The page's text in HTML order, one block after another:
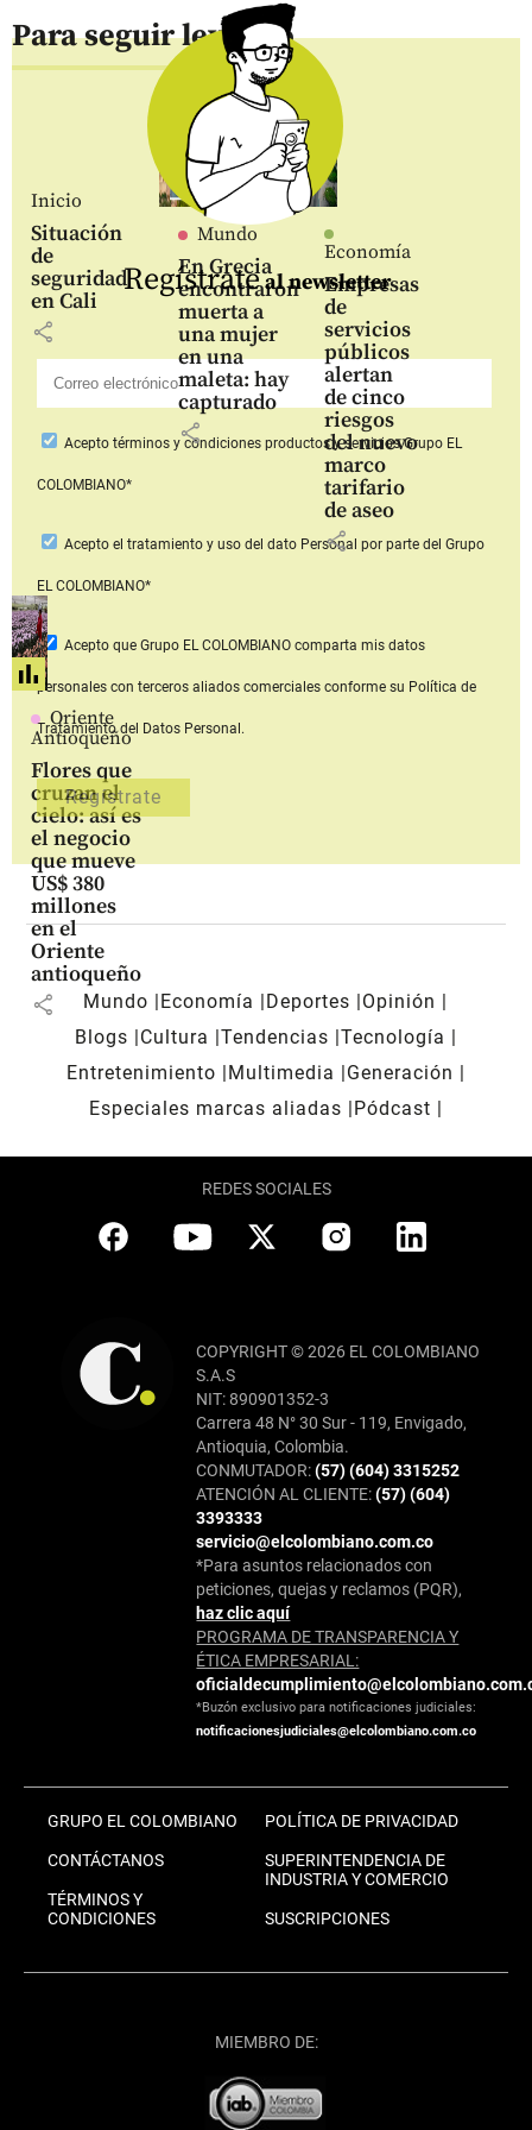
Para seguir leyendo
Inicio
Situación
de
seguridad
en Cali
share
Mundo
En Grecia
encontraron
muerta a
una mujer
en una
maleta: hay
capturado
share
Economía
Empresas
de
servicios
públicos
alertan
de cinco
riesgos
del nuevo
marco
tarifario
de aseo
share
Oriente
Antioqueño
Flores que
cruzan el
cielo: así es
el negocio
que mueve
US$ 380
millones
en el
Oriente
antioqueño
share
Regístrateal newsletter
Aceptotérminos y condiciones productos y serviciosGrupo EL
COLOMBIANO*
Acepto el tratamiento y uso del dato Personal por parte del Grupo
EL COLOMBIANO*
Acepto que Grupo EL COLOMBIANOcomparta mis datos
personales con terceros aliados comerciales conforme su Política de
Tratamiento del Datos Personal.
Mundo Economía Deportes
Opinión
Blogs
Cultura Tendencias Tecnología
Entretenimiento
Multimedia
Generación
Especiales marcas aliadas
Pódcast
REDES SOCIALES
COPYRIGHT © 2026 EL COLOMBIANO
S.A.S
NIT: 890901352-3
Carrera 48 N° 30 Sur - 119, Envigado,
Antioquia, Colombia.
CONMUTADOR:(57) (604) 3315252
ATENCIÓN AL CLIENTE:(57) (604)
3393333
servicio@elcolombiano.com.co
*Para asuntos relacionados con
peticiones, quejas y reclamos (PQR),
haz clic aquí
PROGRAMA DE TRANSPARENCIA Y
ÉTICA EMPRESARIAL:
*Buzón exclusivo para notificaciones judiciales:
notificacionesjudiciales@elcolombiano.com.co
GRUPO EL COLOMBIANO
CONTÁCTANOS
TÉRMINOS Y
CONDICIONES
POLÍTICA DE PRIVACIDAD
SUPERINTENDENCIA DE
INDUSTRIA Y COMERCIO
SUSCRIPCIONES
MIEMBRO DE: